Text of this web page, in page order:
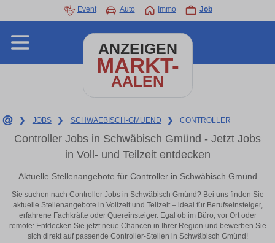
Event Auto Immo Job
ANZEIGEN
MARKT-
AALEN
❯ JOBS ❯ SCHWAEBISCH-GMUEND ❯ CONTROLLER
Controller Jobs in Schwäbisch Gmünd - Jetzt Jobs
in Voll- und Teilzeit entdecken
Aktuelle Stellenangebote für Controller in Schwäbisch Gmünd
Sie suchen nach Controller Jobs in Schwäbisch Gmünd? Bei uns finden Sie
aktuelle Stellenangebote in Vollzeit und Teilzeit – ideal für Berufseinsteiger,
erfahrene Fachkräfte oder Quereinsteiger. Egal ob im Büro, vor Ort oder
remote: Entdecken Sie jetzt neue Chancen in Ihrer Region und bewerben Sie
sich direkt auf passende Controller-Stellen in Schwäbisch Gmünd!